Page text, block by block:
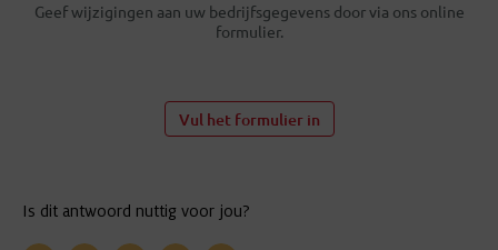
Geef wijzigingen aan uw bedrijfsgegevens door via ons online
formulier.
Vul het formulier in